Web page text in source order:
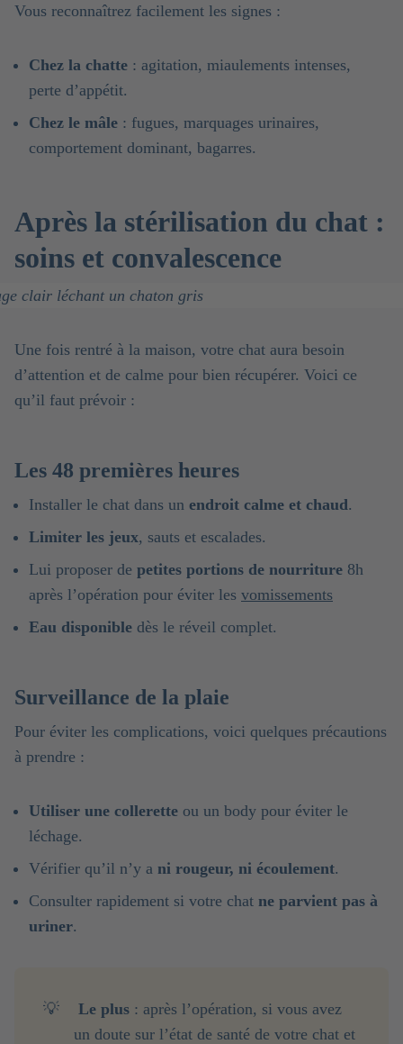
Vous reconnaîtrez facilement les signes :
Chez la chatte : agitation, miaulements intenses,
perte d’appétit.
Chez le mâle : fugues, marquages urinaires,
comportement dominant, bagarres.
Après la stérilisation du chat :
soins et convalescence
Une fois rentré à la maison, votre chat aura besoin
d’attention et de calme pour bien récupérer. Voici ce
qu’il faut prévoir :
Les 48 premières heures
Installer le chat dans un endroit calme et chaud.
Limiter les jeux, sauts et escalades.
Lui proposer de petites portions de nourriture 8h
après l’opération pour éviter les vomissements
Eau disponible dès le réveil complet.
Surveillance de la plaie
Pour éviter les complications, voici quelques précautions
à prendre :
Utiliser une collerette ou un body pour éviter le
léchage.
Vérifier qu’il n’y a ni rougeur, ni écoulement.
Consulter rapidement si votre chat ne parvient pas à
uriner.
💡 Le plus : après l’opération, si vous avez
un doute sur l’état de santé de votre chat et